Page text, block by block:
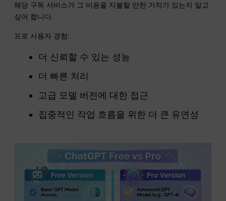
해당 구독 서비스가 그 비용을 지불할 만한 가치가 있는지 알고
싶어 합니다.
프로 사용자 경험:
더 신뢰할 수 있는 성능
더 빠른 처리
고급 모델 버전에 대한 접근
집중적인 작업 흐름을 위한 더 큰 유연성